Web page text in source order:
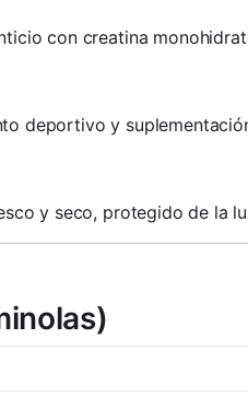
con creatina
deportivo y
y seco, protegido de la